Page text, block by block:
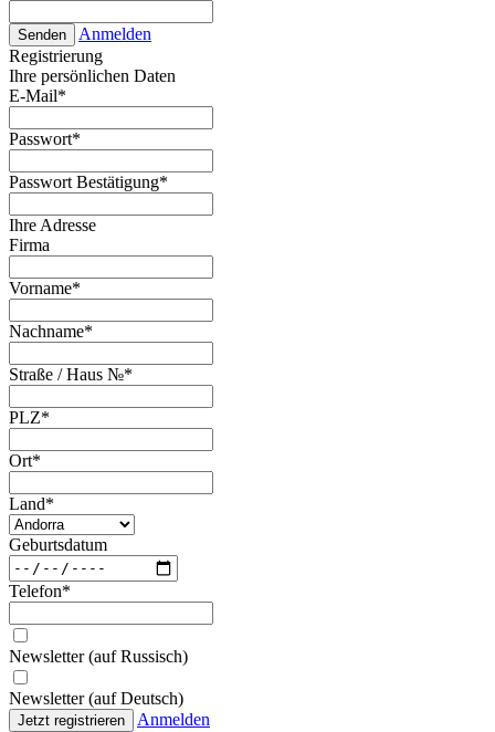
Senden
Anmelden
Registrierung
Ihre persönlichen Daten
E-Mail*
Passwort*
Passwort Bestätigung*
Ihre Adresse
Firma
Vorname*
Nachname*
Straße / Haus №*
PLZ*
Ort*
Land*
Geburtsdatum
Telefon*
Newsletter (auf Russisch)
Newsletter (auf Deutsch)
Jetzt registrieren Anmelden